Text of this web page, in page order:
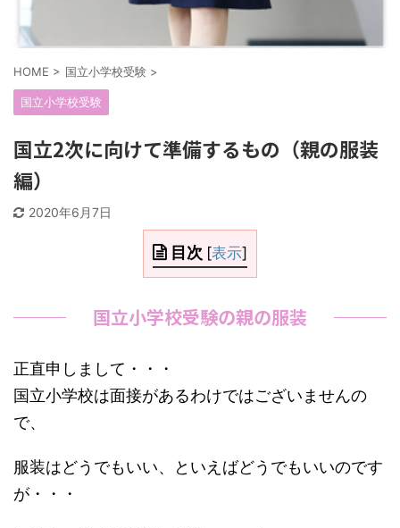
HOME > 国立小学校受験 >
国立小学校受験
国立2次に向けて準備するもの（親の服装
編）
2020年6月7日
目次 [表示]
国立小学校受験の親の服装
正直申しまして・・・
国立小学校は面接があるわけではございませんの
で、
服装はどうでもいい、といえばどうでもいいのです
が・・・